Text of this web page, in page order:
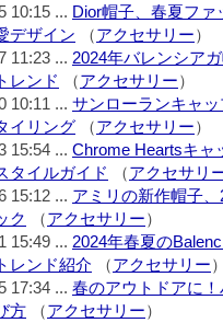
10:15 ... Dior帽子、春夏フ
デザイン （アクセサリー）
11:23 ... 2024年バレンシア
レンド
（アクセサリー）
10:11 ... サンローランキャ
イリング （アクセサリー）
15:54 ... Chrome Heartsキャ
タイルガイド
（アクセサリ
15:12 ... アミリの新作帽子
ク
（アクセサリー）
15:49 ... 2024年春夏の
レンド紹介 （アクセサリー
17:34 ... 春のアウトドアに
方 （アクセサリー）